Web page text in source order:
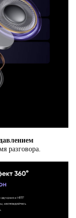
разговора.